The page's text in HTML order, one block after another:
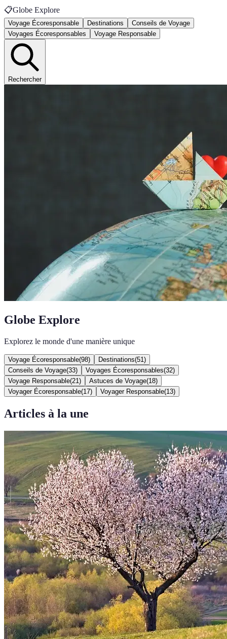
📋Globe Explore
Voyage Écoresponsable Destinations
Conseils de Voyage
Voyages Écoresponsables
Voyage Responsable
Rechercher
Globe Explore
Explorez le monde d'une manière unique
Voyage Écoresponsable(98) Destinations(51 )
Conseils de Voyage(33) Voyages Écoresponsables(32)
Voyage Responsable(21 ) Astuces de Voyage(18)
Voyager Écoresponsable(17) Voyager Responsable(13)
Articles à la une